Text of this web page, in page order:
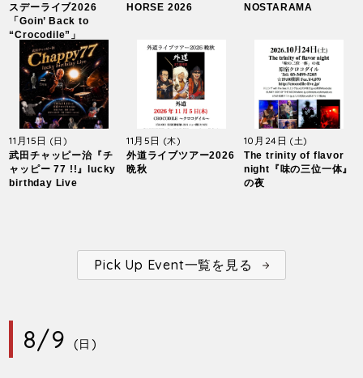
スデーライブ2026
「Goin’ Back to
“Crocodile”」
HORSE 2026
NOSTARAMA
11月15日 (日)
武田チャッピー治『チ
ャッピー 77 !!』lucky
birthday Live
11月5日 (木)
外道ライブツアー2026
晩秋
10月24日 (土)
The trinity of flavor
night『味の三位一体』
の夜
Pick Up Event一覧を見る
8/9 (日)